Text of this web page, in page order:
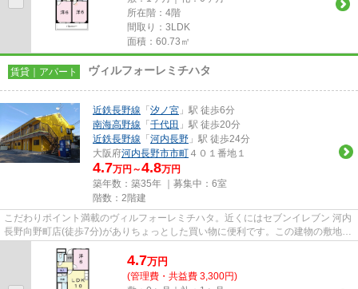
所在階：4階
間取り：3LDK
面積：60.73㎡
賃貸｜アパート ヴィルフォーレミチハタ
近鉄長野線 「 汐ノ宮 」駅 徒歩6分
南海高野線 「 千代田 」駅 徒歩20分
近鉄長野線 「 河内長野 」駅 徒歩24分
大阪府河内長野市市町 ４０１番地１
4.7万円～4.8万円
築年数：築35年 ｜募集中： 6室
階数：2階建
こだわりポイント満載のヴィルフォーレミチハタ。近くにはセブンイレブン 河内
長野向野町店(徒歩7分)がありちょっとした買い物に便利です。この建物の敷地内
4.7万円
(管理費・共益費 3,300円)